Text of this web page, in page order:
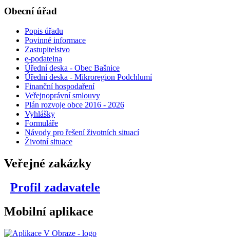
Obecní úřad
Popis úřadu
Povinné informace
Zastupitelstvo
e-podatelna
Úřední deska - Obec Bašnice
Úřední deska - Mikroregion Podchlumí
Finanční hospodaření
Veřejnoprávní smlouvy
Plán rozvoje obce 2016 - 2026
Vyhlášky
Formuláře
Návody pro řešení životních situací
Životní situace
Veřejné zakázky
Profil zadavatele
Mobilní aplikace